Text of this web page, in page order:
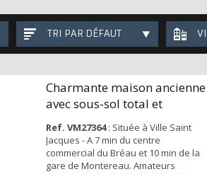
TRI PAR DÉFAUT
Charmante maison ancienne
avec sous-sol total et
jardin...
Ref. VM27364: Située à Ville Saint
Jacques - A 7 min du centre
commercial du Bréau et 10 min de la
gare de Montereau. Amateurs